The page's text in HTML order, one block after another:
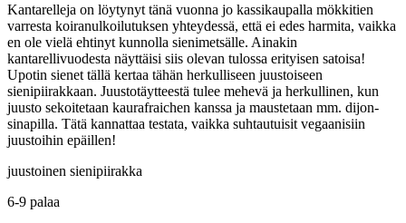
Kantarelleja on löytynyt tänä vuonna jo kassikaupalla mökkitien
varresta koiranulkoilutuksen yhteydessä, että ei edes harmita, vaikka
en ole vielä ehtinyt kunnolla sienimetsälle. Ainakin
kantarellivuodesta näyttäisi siis olevan tulossa erityisen satoisa!
Upotin sienet tällä kertaa tähän herkulliseen juustoiseen
sienipiirakkaan. Juustotäytteestä tulee mehevä ja herkullinen, kun
juusto sekoitetaan kaurafraichen kanssa ja maustetaan mm. dijon-
sinapilla. Tätä kannattaa testata, vaikka suhtautuisit vegaanisiin
juustoihin epäillen!
juustoinen sienipiirakka
6-9 palaa